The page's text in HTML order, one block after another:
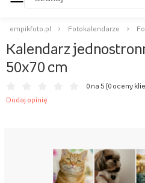
empikfoto.pl Fotokalendarze
Kalendarz
50x70 cm
0 na 5 (0 oceny
Dodaj opinię